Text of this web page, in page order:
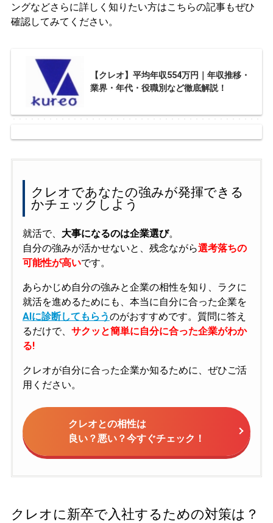
ングなどさらに詳しく知りたい方はこちらの記事もぜひ
確認してみてください。
【クレオ】平均年収554万円｜年収推移・
業界・年代・役職別など徹底解説！
クレオであなたの強みが発揮できる
かチェックしよう
就活で、 大事になるのは企業選び。
自分の強みが活かせないと、残念ながら選考落ちの
可能性が高いです。
あらかじめ自分の強みと企業の相性を知り、ラクに
就活を進めるためにも、本当に自分に合った企業を
AIに診断してもらうのがおすすめです。質問に答え
るだけで、 サクッと簡単に自分に合った企業がわか
る!
クレオが自分に合った企業か知るために、ぜひご活
用ください。
クレオとの相性は
良い？悪い？今すぐチェック！
クレオに新卒で入社するための対策は？